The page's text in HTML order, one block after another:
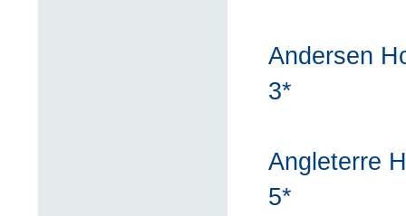
Andersen
3*
Angleterre
5*